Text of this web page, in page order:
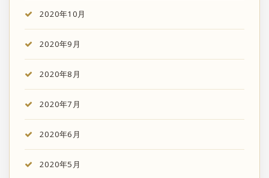
2020年10月
2020年9月
2020年8月
2020年7月
2020年6月
2020年5月